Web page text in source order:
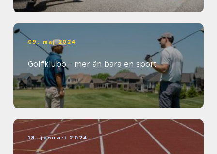
09. maj 2024
Golfklubb - mer än bara en sport
18. januari 2024